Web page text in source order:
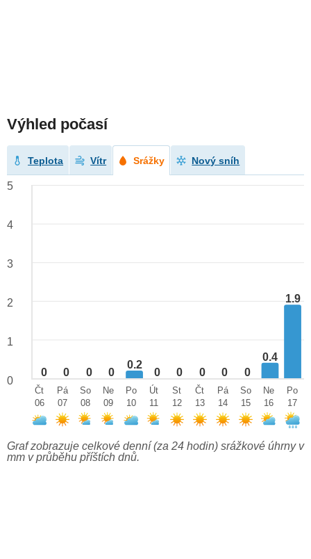
Výhled počasí
Teplota Vítr Srážky Nový sníh
0 0 0 0
0.2
0 0 0 0 0
0.4
1.9
5
4
3
2
1
0
Čt
06
Pá
07
So
08
Ne
09
Po
10
Út
11
St
12
Čt
13
Pá
14
So
15
Ne
16
Po
17
Graf zobrazuje celkové denní (za 24 hodin) srážkové úhrny v
mm v průběhu příštích dnů.